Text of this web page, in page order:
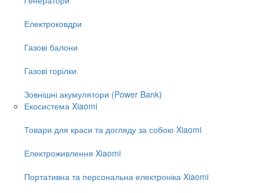
Електроковдри
Газові балони
Газові горілки
Зовнішні акумулятори (Power Bank)
Екосистема Xiaomi
Товари для краси та догляду за собою Xiaomi
Електроживлення Xiaomi
Портативна та персональна електроніка Xiaomi